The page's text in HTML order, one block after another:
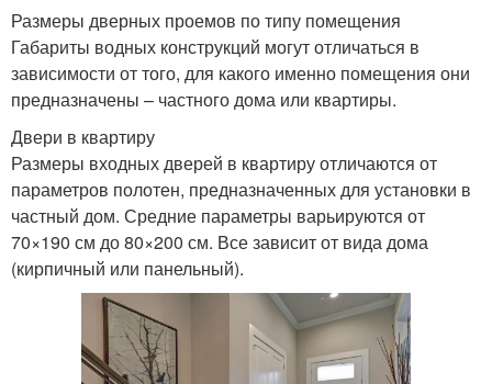
конструкции
размерам
Размеры дверных проемов по типу помещения
Габариты водных конструкций могут отличаться в
зависимости от того, для какого именно помещения они
предназначены – частного дома или квартиры.
Двери в квартиру
Размеры входных дверей в квартиру отличаются от
параметров полотен, предназначенных для установки в
частный дом. Средние параметры варьируются от
70×190 см до 80×200 см. Все зависит от вида дома
(кирпичный или панельный).